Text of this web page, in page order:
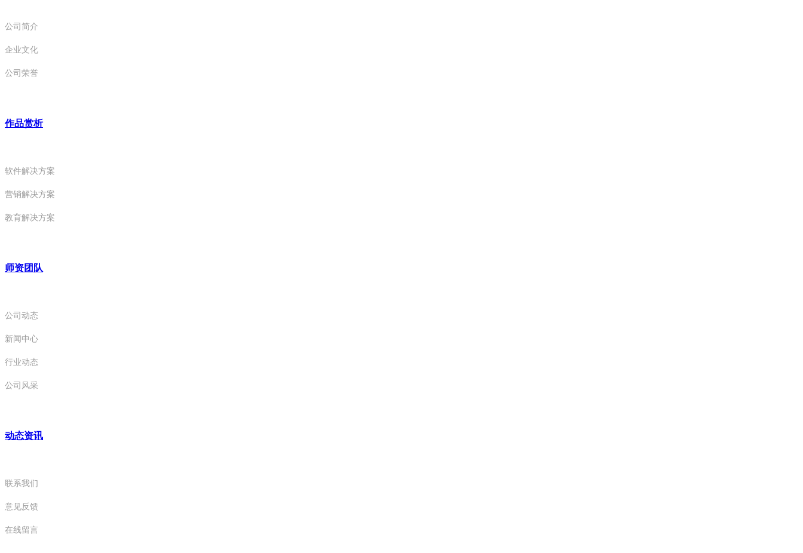
公司简介
企业文化
公司荣誉
作品赏析
软件解决方案
营销解决方案
教育解决方案
师资团队
公司动态
新闻中心
行业动态
公司风采
动态资讯
联系我们
意见反馈
在线留言